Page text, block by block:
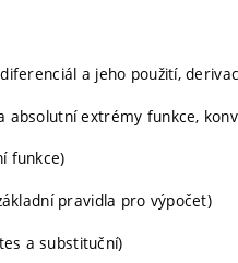
a jeho použití,
absolutní extrémy funkce,
funkce)
pravidla pro výpočet)
a substituční)